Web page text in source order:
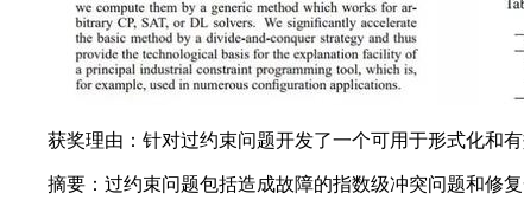
获奖理由：针对过约束问题开发了一个可用于形式化和有
摘要：过约束问题包括造成故障的指数级冲突问题和修复